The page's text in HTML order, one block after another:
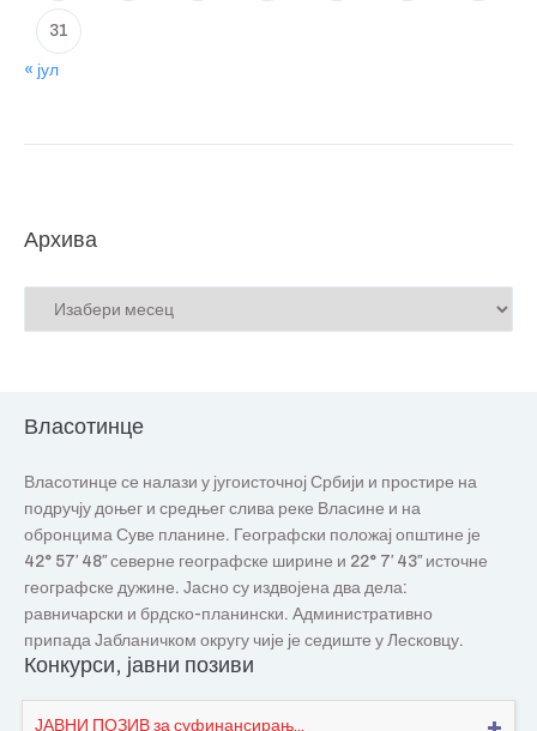
31
« јул
Архива
Власотинце
Власотинце се налази у југоисточној Србији и простире на
подручју доњег и средњег слива реке Власине и на
обронцима Суве планине. Географски положај општине је
42° 57′ 48″ северне географске ширине и 22° 7′ 43″ источне
географске дужине. Јасно су издвојена два дела:
равничарски и брдско-планински. Административно
припада Јабланичком округу чије је седиште у Лесковцу.
Конкурси, јавни позиви
ЈАВНИ ПОЗИВ за суфинансирањ...